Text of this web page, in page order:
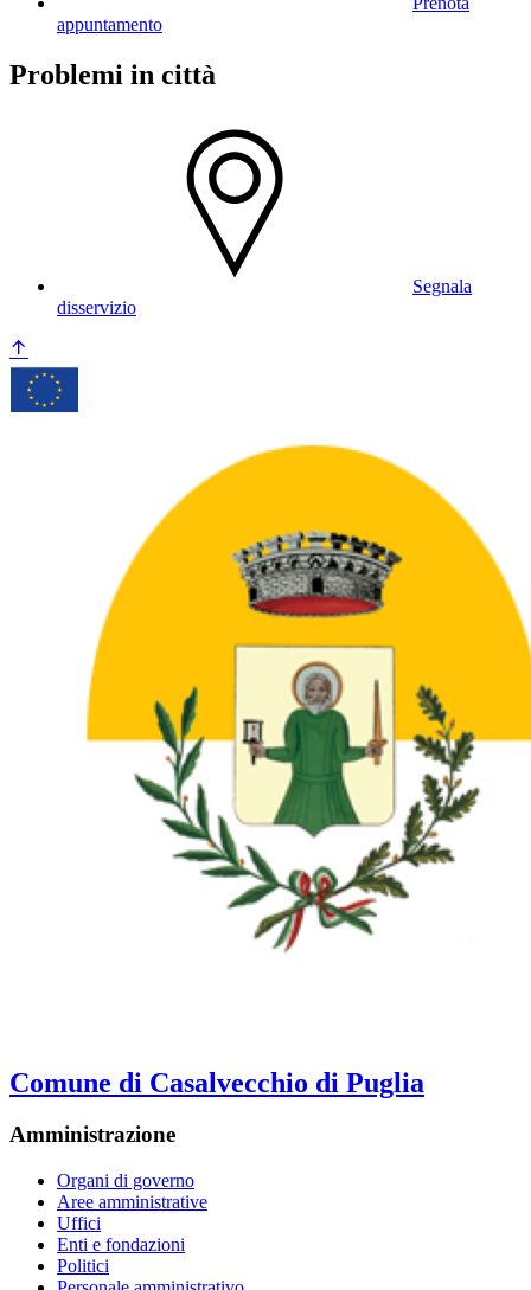
appuntamento
Problemi in città
Segnala
disservizio
Comune di Casalvecchio di Puglia
Amministrazione
Organi di governo
Aree amministrative
Uffici
Enti e fondazioni
Politici